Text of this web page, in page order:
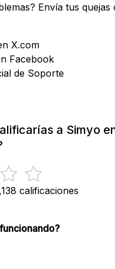
Envía tus quejas
X.com
Facebook
de Soporte
a Simyo
calificaciones